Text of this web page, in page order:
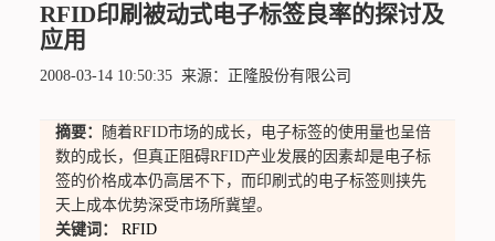
RFID印刷被动式电子标签良率的探讨及
应用
2008-03-14 10:50:35 来源：正隆股份有限公司
摘要：
随着RFID市场的成长，电子标签的使用量也呈倍
数的成长，但真正阻碍RFID产业发展的因素却是电子标
签的价格成本仍高居不下，而印刷式的电子标签则挟先
天上成本优势深受市场所冀望。
关键词：
RFID